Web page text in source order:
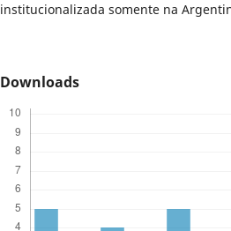
institucionalizada somente na
Downloads